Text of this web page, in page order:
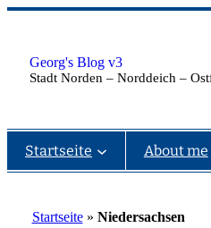
Zum
Georg's Blog v3
Stadt Norden – Norddeich –
Startseite About me
Startseite» Niedersachsen